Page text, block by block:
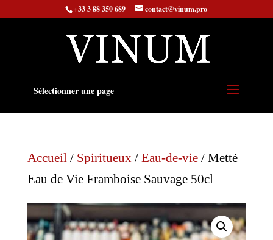
+33 3 88 350 689 contact@vinum.pro
Sélectionner une page
Accueil/ Spiritueux/ Eau-de-vie/ Metté
Eau de Vie Framboise Sauvage 50cl